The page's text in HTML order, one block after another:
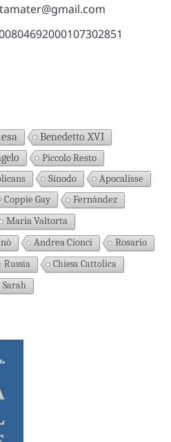
Benedetto XVI
Piccolo Resto
Sinodo
Apocalisse
Coppie Gay
Fernández
Maria Valtorta
Andrea Cionci
Rosario
Russia
Chiesa Cattolica
Sarah